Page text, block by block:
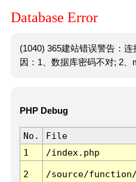
Database Error
(1040) 365建站错误警告：
因：1、数据库密码不对; 2、
PHP Debug
No. File
1
/index.php
2 /source/